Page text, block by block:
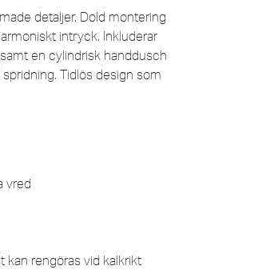
detaljer. Dold montering
intryck. Inkluderar
en cylindrisk handdusch
Tidlös design som
vred
kan rengöras vid kalkrikt